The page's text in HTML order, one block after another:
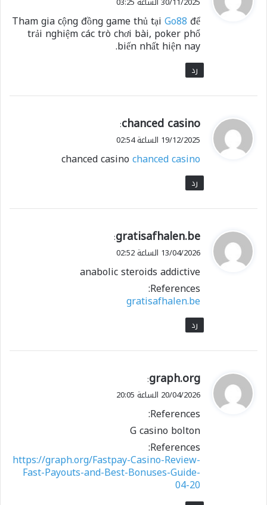
ل
Tham gia cộng đồng game thủ tạiGo88 để
trải nghiệm các trò chơi bài, poker phổ
biến nhất hiện nay.
رد
ي
ق
ل
chanced casino
:
19/12/2025 الساعة 02:54
chanced casinochanced casino
رد
ي
ق
ل
gratisafhalen.be
:
13/04/2026 الساعة 02:52
anabolic steroids addictive
References:
gratisafhalen.be
رد
ي
ق
ل
graph.org
:
20/04/2026 الساعة 20:05
References:
G casino bolton
References:
https://graph.org/Fastpay-Casino-Review-
Fast-Payouts-and-Best-Bonuses-Guide-
04-20